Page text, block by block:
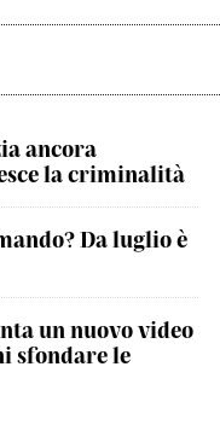
ancora
la criminalità
Da luglio è
un nuovo video
sfondare le